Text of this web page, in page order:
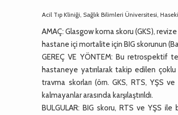
Acil Tıp Kliniği, Sağlık Bilimleri Üniversitesi,
AMAÇ: Glasgow koma skoru (GKS),
hastane içi mortalite için BIG skorunun
GEREÇ VE YÖNTEM: Bu retrospektif
hastaneye yatırılarak takip edilen
travma skorları (örn. GKS, RTS, YŞS
kalmayanlar arasında karşılaştırıldı.
BULGULAR: BIG skoru, RTS ve YŞS